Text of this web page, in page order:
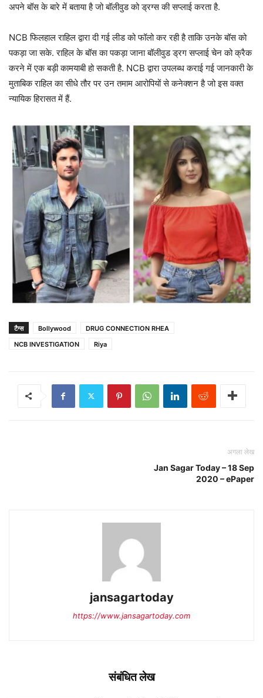
अपने बॉस के बारे में बताया है जो बॉलीवुड को ड्रग्स की सप्लाई करता है.
NCB फिलहाल राहिल द्वारा दी गई लीड को फॉलो कर रही है ताकि उनके बॉस को
पकड़ा जा सके. राहिल के बॉस का पकड़ा जाना बॉलीवुड ड्रग सप्लाई चेन को क्रैक
करने में एक बड़ी कामयाबी हो सकती है. NCB द्वारा उपलब्ध कराई गई जानकारी के
मुताबिक राहिल का सीधे तौर पर उन तमाम आरोपियों से कनेक्शन है जो इस वक्त
न्यायिक हिरासत में हैं.
टैग्स Bollywood
DRUG CONNECTION RHEA
NCB INVESTIGATION
Riya
अगला लेख
Jan Sagar Today – 18 Sep
2020 – ePaper
jansagartoday
https://www.jansagartoday.com
संबंधित लेख